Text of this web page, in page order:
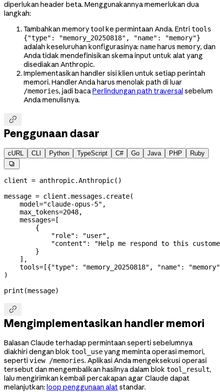
diperlukan header beta. Menggunakannya memerlukan dua
langkah:
Tambahkan memory tool ke permintaan Anda. Entri tools
{"type": "memory_20250818", "name": "memory"}
adalah keseluruhan konfigurasinya: nameharus memory, dan
Anda tidak mendefinisikan skema input untuk alat yang
disediakan Anthropic.
Implementasikan handler sisi klien untuk setiap perintah
memori. Handler Anda harus menolak path di luar
/memories, jadi bacaPerlindungan path traversal sebelum
Anda menulisnya.

Penggunaan dasar
cURL CLI Python TypeScript C# Go Java PHP Ruby

client = anthropic.Anthropic()
message = client.messages.create(
    model
="claude-opus-5" ,
    max_tokens
=2048,
    messages
= [
        {
            "role"
: "user" ,
            "content"
:
"Help me respond to this
        }
    ],
    tools
= [{"type" : "memory_20250818" , "name" :
"memory"
)
print (message)

Mengimplementasikan handler memori
Balasan Claude terhadap permintaan seperti sebelumnya
diakhiri dengan blok tool_useyang meminta operasi memori,
seperti view /memories. Aplikasi Anda mengeksekusi operasi
tersebut dan mengembalikan hasilnya dalam blok tool_result,
lalu mengirimkan kembali percakapan agar Claude dapat
melanjutkan: loop penggunaan alatstandar.